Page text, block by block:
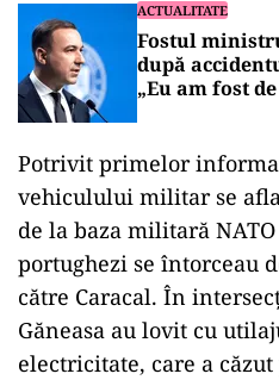
ACTUALITATE
Fostul
după
„Eu am fost
Potrivit primelor
vehiculului militar se
de la baza militară
portughezi se întorceau
către Caracal. În
Găneasa au lovit cu
electricitate, care a căzut